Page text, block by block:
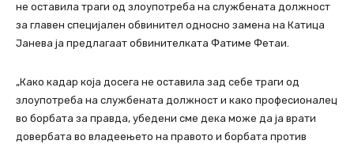
не оставила траги од злоупотреба на службената должност
за главен специјален обвинител односно замена на Катица
Јанева ја предлагаат обвинителката Фатиме Фетаи.
„Како кадар која досега не оставила зад себе траги од
злоупотреба на службената должност и како професионалец
во борбата за правда, убедени сме дека може да ја врати
довербата во владеењето на правото и борбата против